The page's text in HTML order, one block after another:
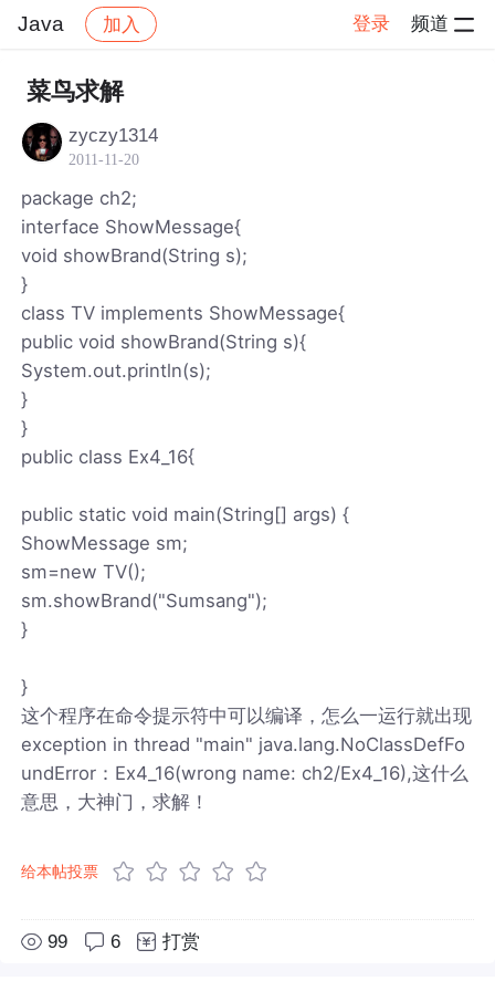
Java 加入 登录 频道
社区 Java
菜鸟求解
zyczy1314
2011-11-20
package ch2;
interface ShowMessage{
void showBrand(String s);
}
class TV implements ShowMessage{
public void showBrand(String s){
System.out.println(s);
}
}
public class Ex4_16{
public static void main(String[] args) {
ShowMessage sm;
sm=new TV();
sm.showBrand("Sumsang");
}
}
这个程序在命令提示符中可以编译，怎么一运行就出现
exception in thread "main" java.lang.NoClassDefFo
undError：Ex4_16(wrong name: ch2/Ex4_16),这什么
意思，大神门，求解！
给本帖投票
99 6 打赏